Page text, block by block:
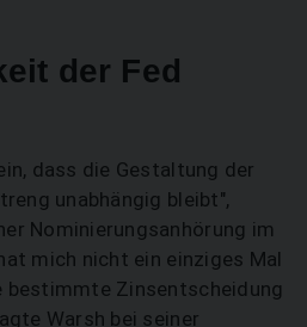
der Fed
dass die Gestaltung der
unabhängig bleibt",
Nominierungsanhörung im
mich nicht ein einziges Mal
bestimmte Zinsentscheidung
Warsh bei seiner